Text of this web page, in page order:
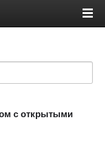
с открытыми